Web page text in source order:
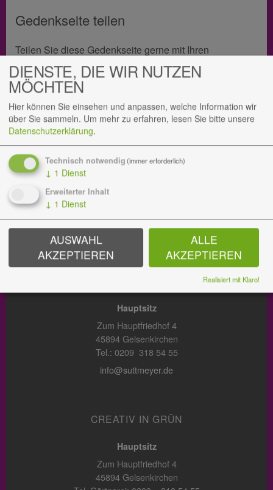
Gedenkseite teilen
Teilen Sie diese Gedenkseite gerne mit Ihren
Angehörigen, um so ein bleibendes Andenken an
Roland Themann zu bewahren.
BESTATTUNGEN
Zum Hauptfriedhof 3
bestattungen@suttmeyer.de
GARTEN DER ERINNERUNG
Hauptsitz
Zum Hauptfriedhof 4
45894 Gelsenkirchen
Tel.: 0209 318 54 55
info@suttmeyer.de
CREATIV IN GRÜN
Hauptsitz
Zum Hauptfriedhof 4
45894 Gelsenkirchen
DIENSTE, DIE WIR NUTZEN
MÖCHTEN
Hier können Sie einsehen und anpassen, welche Information wir
über Sie sammeln. Um mehr zu erfahren, lesen Sie bitte unsere
Datenschutzerklärung.
Technisch notwendig (immer erforderlich)
↓ 1 Dienst
Erweiterter Inhalt
↓ 1 Dienst
AUSWAHL
AKZEPTIEREN
ALLE
AKZEPTIEREN
Realisiert mit Klaro!